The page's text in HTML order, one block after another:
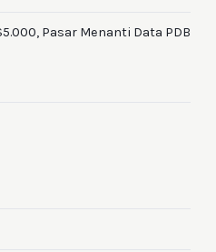
Pasar Menanti Data PDB